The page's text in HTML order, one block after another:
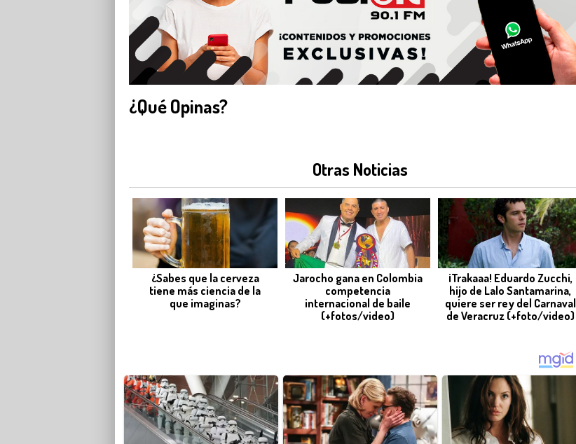
¿Qué Opinas?
Otras Noticias
¿Sabes que la cerveza
tiene más ciencia de la
que imaginas?
Jarocho gana en Colombia
competencia
internacional de baile
(+fotos/video)
¡Trakaaa! Eduardo Zucchi,
hijo de Lalo Santamarina,
quiere ser rey del Carnaval
de Veracruz (+foto/video)